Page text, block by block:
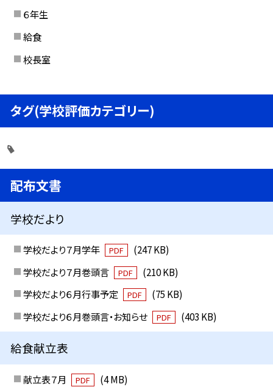
６年生
給食
校長室
タグ(学校評価カテゴリー)
配布文書
学校だより
学校だより７月学年 PDF
(247 KB)
学校だより７月巻頭言
PDF
(210 KB)
学校だより６月行事予定
PDF
(75 KB)
学校だより６月巻頭言・お知らせ
PDF (403 KB)
給食献立表
献立表７月 PDF (4 MB)